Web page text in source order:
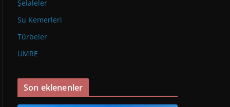
Şelaleler
Su Kemerleri
Türbeler
UMRE
Son eklenenler